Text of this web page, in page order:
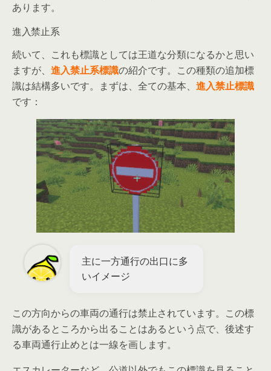
あります。
進入禁止系
続いて、これも標識としては王道な分類になるかと思い
ますが、 進入禁止系標識の紹介です。この種類の追加標
識は結構多いです。まずは、全ての基本、 進入禁止標識
です：
主に一方通行の出口に多
いイメージ
この方向からの車両の通行は禁止されています。この標
識があるところから出ることはあるという点で、後述す
る車両通行止めとは一線を画します。